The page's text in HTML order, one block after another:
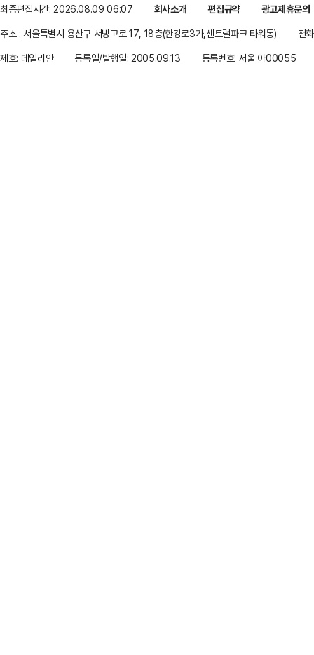
최종편집시간: 2026.08.09 06:07 회사소개 편집규약
광고제휴문의
주소 : 서울특별시 용산구 서빙고로 17, 18층(한강로3가,센트럴파크 타워동)
전
제호: 데일리안
등록일/발행일: 2005.09.13 등록번호: 서울 아00055